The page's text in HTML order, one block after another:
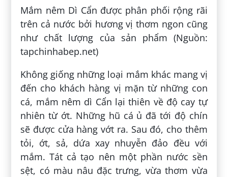
Mắm nêm Dì Cẩn được phân phối rộng rãi
trên cả nước bởi hương vị thơm ngon cũng
như chất lượng của sản phẩm (Nguồn:
tapchinhabep.net)
Không giống những loại mắm khác mang vị
đến cho khách hàng vị mặn từ những con
cá, mắm nêm dì Cẩn lại thiên về độ cay tự
nhiên từ ớt. Những hũ cá ủ đã tới độ chín
sẽ được cửa hàng vớt ra. Sau đó, cho thêm
tỏi, ớt, sả, dứa xay nhuyễn đảo đều với
mắm. Tát cả tạo nên một phần nước sền
sệt, có màu nâu đặc trưng, vừa thơm vừa